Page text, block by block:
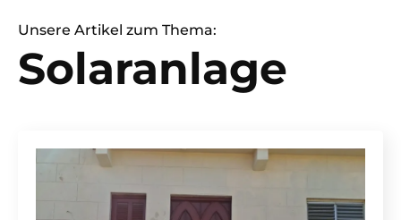
Unsere Artikel zum Thema:
Solaranlage